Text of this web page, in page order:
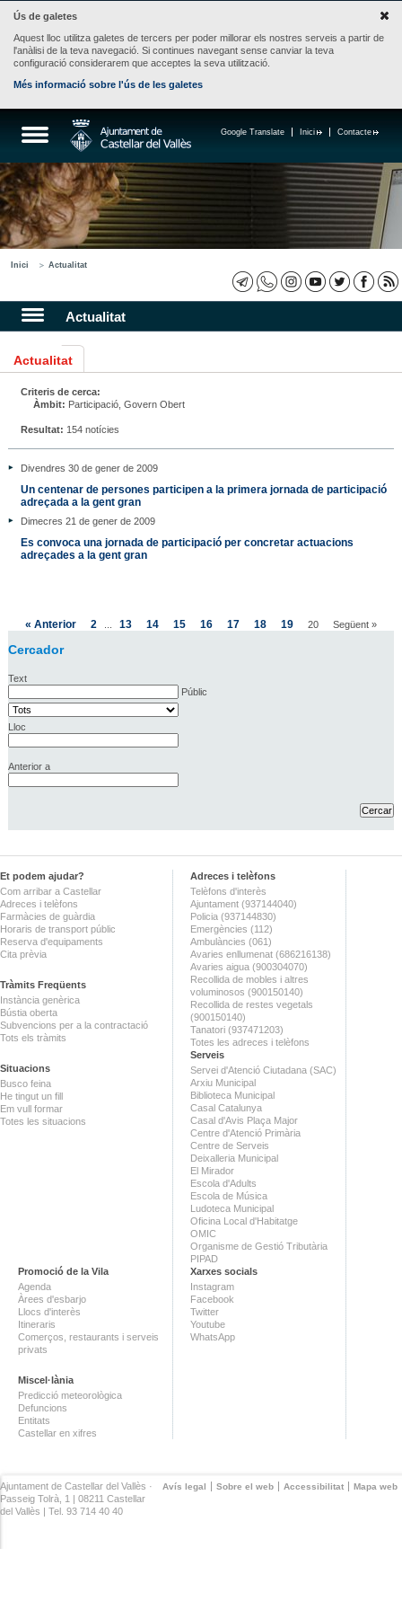
Ús de galetes
Aquest lloc utilitza galetes de tercers per poder millorar els nostres serveis a partir de
l'anàlisi de la teva navegació. Si continues navegant sense canviar la teva
configuració considerarem que acceptes la seva utilització.
Més informació sobre l'ús de les galetes
Contacte
Inici
Google Translate
Inici Actualitat
Actualitat
Actualitat
Criteris de cerca:
Àmbit: Participació, Govern Obert
Resultat: 154 notícies
Divendres 30 de gener de 2009
Un centenar de persones participen a la primera jornada de participació
adreçada a la gent gran
Dimecres 21 de gener de 2009
Es convoca una jornada de participació per concretar actuacions
adreçades a la gent gran
« Anterior 2 13 14 15 16 17 18 19 20 Següent »
Cercador
Text
Públic
Lloc
Anterior a
Et podem ajudar?
Com arribar a Castellar
Adreces i telèfons
Farmàcies de guàrdia
Horaris de transport públic
Reserva d'equipaments
Cita prèvia
Tràmits Freqüents
Instància genèrica
Bústia oberta
Subvencions per a la contractació
Tots els tràmits
Situacions
Busco feina
He tingut un fill
Em vull formar
Totes les situacions
Adreces i telèfons
Telèfons d'interès
Ajuntament (937144040)
Policia (937144830)
Emergències (112)
Ambulàncies (061)
Avaries enllumenat (686216138)
Avaries aigua (900304070)
Recollida de mobles i altres
voluminosos (900150140)
Recollida de restes vegetals
(900150140)
Tanatori (937471203)
Totes les adreces i telèfons
Serveis
Servei d'Atenció Ciutadana (SAC)
Arxiu Municipal
Biblioteca Municipal
Casal Catalunya
Casal d'Avis Plaça Major
Centre d'Atenció Primària
Centre de Serveis
Deixalleria Municipal
El Mirador
Escola d'Adults
Escola de Música
Ludoteca Municipal
Oficina Local d'Habitatge
OMIC
Organisme de Gestió Tributària
PIPAD
Promoció de la Vila
Agenda
Àrees d'esbarjo
Llocs d'interès
Itineraris
Comerços, restaurants i serveis
privats
Miscel·lània
Predicció meteorològica
Defuncions
Entitats
Castellar en xifres
Xarxes socials
Instagram
Facebook
Twitter
Youtube
WhatsApp
Avís legal Sobre el web Accessibilitat Mapa web
Ajuntament de Castellar del Vallès ·
Passeig Tolrà, 1 | 08211 Castellar
del Vallès | Tel. 93 714 40 40